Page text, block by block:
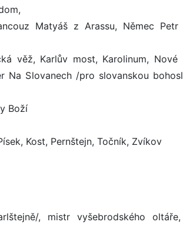
Matyáš z Arassu, Němec Petr
věž, Karlův most, Karolinum, Nové
Na Slovanech /pro slovanskou
Boží
Kost, Pernštejn, Točník, Zvíkov
, mistr vyšebrodského